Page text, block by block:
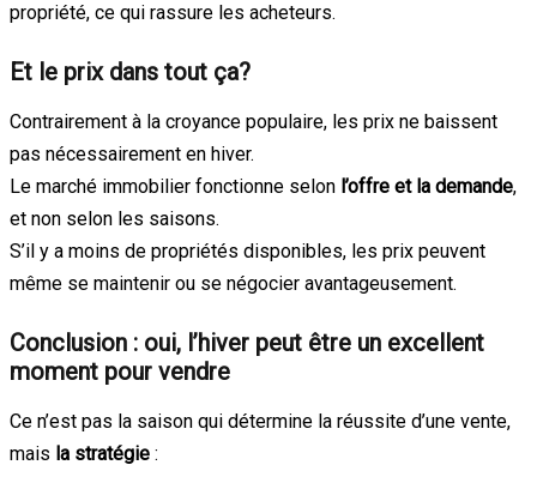
propriété, ce qui rassure les acheteurs.
Et le prix dans tout ça?
Contrairement à la croyance populaire, les prix ne baissent
pas nécessairement en hiver.
Le marché immobilier fonctionne selon l’offre et la demande,
et non selon les saisons.
S’il y a moins de propriétés disponibles, les prix peuvent
même se maintenir ou se négocier avantageusement.
Conclusion : oui, l’hiver peut être un excellent
moment pour vendre
Ce n’est pas la saison qui détermine la réussite d’une vente,
mais la stratégie :